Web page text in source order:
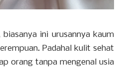
ini urusannya kaum
Padahal kulit sehat
orang tanpa mengenal usia